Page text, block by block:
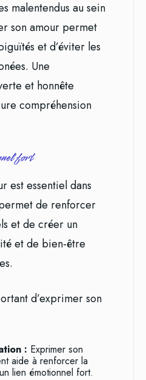
malentendus au sein
son amour permet
et d’éviter les
Une
et honnête
compréhension
fort
est essentiel dans
de renforcer
et de créer un
et de bien-être
d’exprimer son
: Exprimer son
aide à renforcer la
lien émotionnel fort.